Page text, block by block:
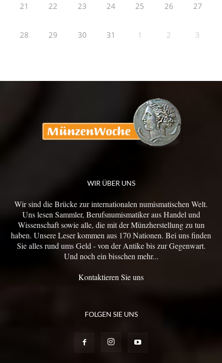
21 22 23 24 25 26 27
28 29 30 31 1 2 3
WIR ÜBER UNS
Wir sind die Brücke zur internationalen numismatischen Welt.
Uns lesen Sammler, Berufsnumismatiker aus Handel und
Wissenschaft sowie alle, die mit der Münzherstellung zu tun
haben. Unsere Leser kommen aus 170 Nationen. Bei uns finden
Sie alles rund ums Geld - von der Antike bis zur Gegenwart.
Und noch ein bisschen mehr...
Kontaktieren Sie uns
FOLGEN SIE UNS